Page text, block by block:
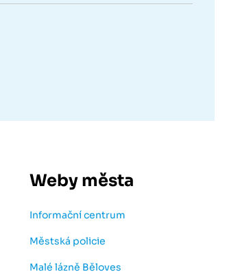
Weby města
Informační centrum
Městská policie
Malé lázně Běloves